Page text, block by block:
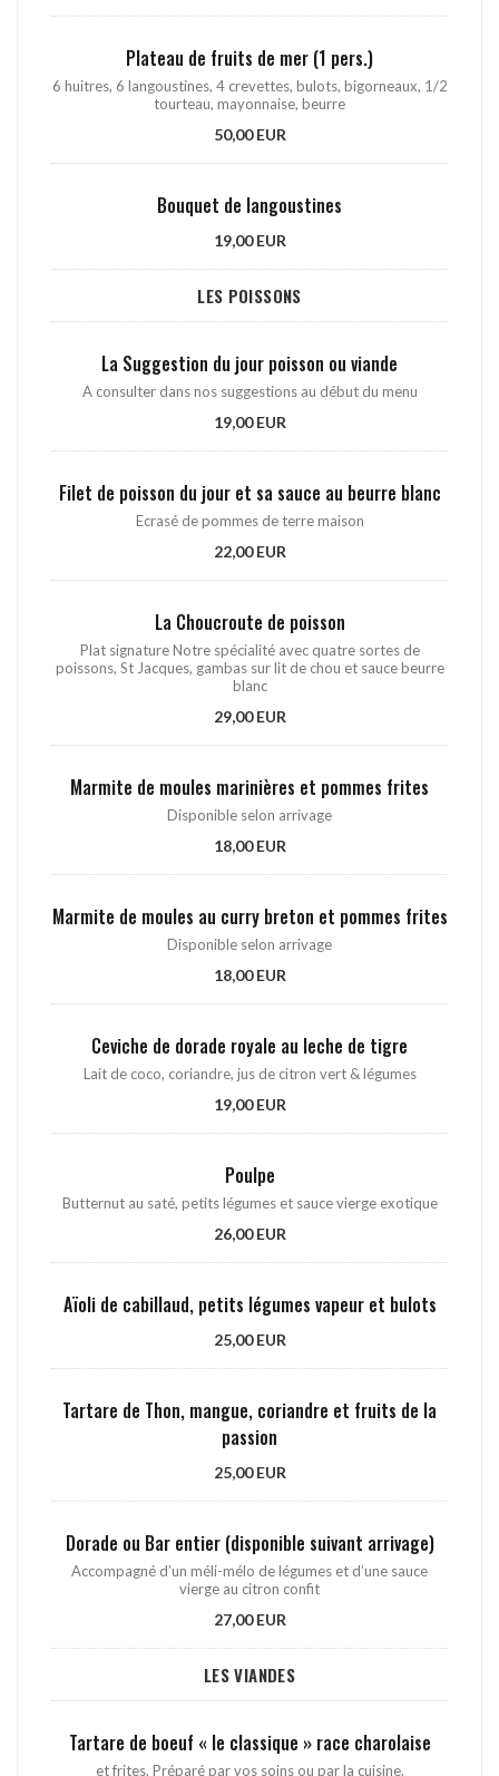
Plateau de fruits de mer (1 pers.)
6 huitres, 6 langoustines, 4 crevettes, bulots, bigorneaux, 1/2
tourteau, mayonnaise, beurre
50,00 EUR
Bouquet de langoustines
19,00 EUR
LES POISSONS
La Suggestion du jour poisson ou viande
A consulter dans nos suggestions au début du menu
19,00 EUR
Filet de poisson du jour et sa sauce au beurre blanc
Ecrasé de pommes de terre maison
22,00 EUR
La Choucroute de poisson
Plat signature Notre spécialité avec quatre sortes de
poissons, St Jacques, gambas sur lit de chou et sauce beurre
blanc
29,00 EUR
Marmite de moules marinières et pommes frites
Disponible selon arrivage
18,00 EUR
Marmite de moules au curry breton et pommes frites
Disponible selon arrivage
18,00 EUR
Ceviche de dorade royale au leche de tigre
Lait de coco, coriandre, jus de citron vert & légumes
19,00 EUR
Poulpe
Butternut au saté, petits légumes et sauce vierge exotique
26,00 EUR
Aïoli de cabillaud, petits légumes vapeur et bulots
25,00 EUR
Tartare de Thon, mangue, coriandre et fruits de la
passion
25,00 EUR
Dorade ou Bar entier (disponible suivant arrivage)
Accompagné d’un méli-mélo de légumes et d’une sauce
vierge au citron confit
27,00 EUR
LES VIANDES
Tartare de boeuf « le classique » race charolaise
et frites. Préparé par vos soins ou par la cuisine.